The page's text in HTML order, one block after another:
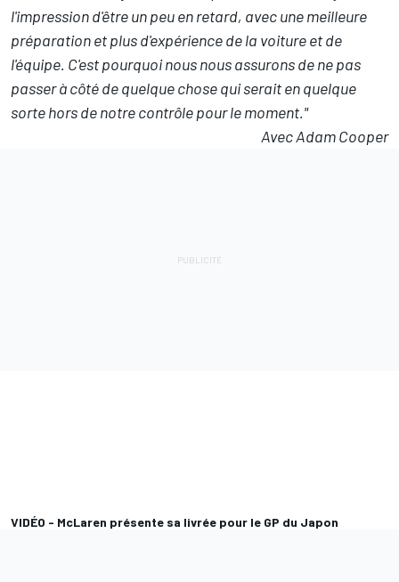
l'impression d'être un peu en retard, avec une meilleure
préparation et plus d'expérience de la voiture et de
l'équipe. C'est pourquoi nous nous assurons de ne pas
passer à côté de quelque chose qui serait en quelque
sorte hors de notre contrôle pour le moment."
Avec Adam Cooper
VIDÉO - McLaren présente sa livrée pour le GP du Japon